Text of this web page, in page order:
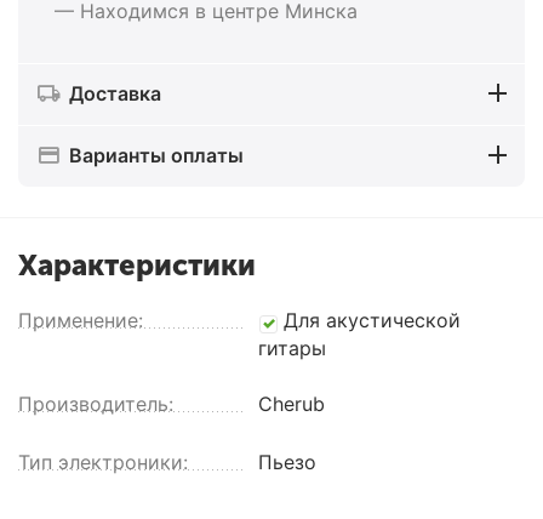
— Находимся в центре Минска
Доставка
Варианты оплаты
Характеристики
Применение:
Для акустической
гитары
Производитель: Cherub
Тип электроники: Пьезо